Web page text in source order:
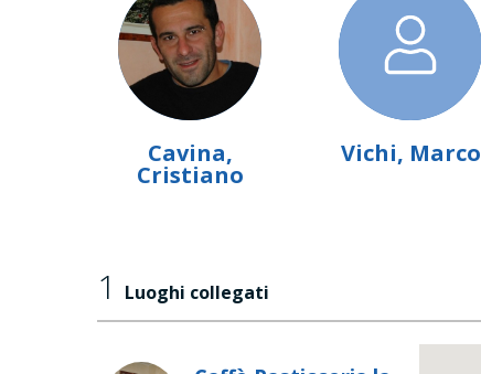
Cavina,
Cristiano
Vichi, Marco
1 Luoghi collegati